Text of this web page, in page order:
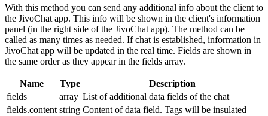
With this method you can send any additional info about the client to
the JivoChat app. This info will be shown in the client's information
panel (in the right side of the JivoChat app). The method can be
called as many times as needed. If chat is established, information in
JivoChat app will be updated in the real time. Fields are shown in
the same order as they appear in the fields array.
Name Type
Description
fields
array List of additional data fields of the chat
fields.content string Content of data field. Tags will be insulated